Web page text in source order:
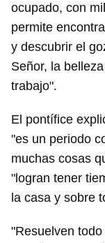
ocupado, con
permite
y descubrir el
Señor, la
trabajo".
El pontífice
"es un periodo
muchas cosas
"logran tener
la casa y sobre
"Resuelven